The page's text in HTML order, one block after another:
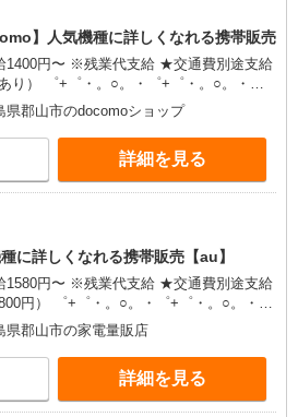
】人気機種に詳しくなれる携帯販売
1400円〜 ※残業代支給 ★交通費別途支給
・゜+゜・。○。・゜
い金10万円支給(規定有) お友達を紹介
ンセンティブ支給(規定有) ★月2回払
い可能（規程有）★ ゜・。○。・゜
。・゜+゜
県郡山市のdocomoショップ
詳細を見る
に詳しくなれる携帯販売【au】
1580円〜 ※残業代支給 ★交通費別途支給
○。・゜+゜・。○。・゜
い金10万円支給(規定有) お友達を紹介
ンセンティブ支給(規定有) ★月2回払
い可能（規程有）★ ゜・。○。・゜
。・゜+゜
県郡山市の家電量販店
詳細を見る